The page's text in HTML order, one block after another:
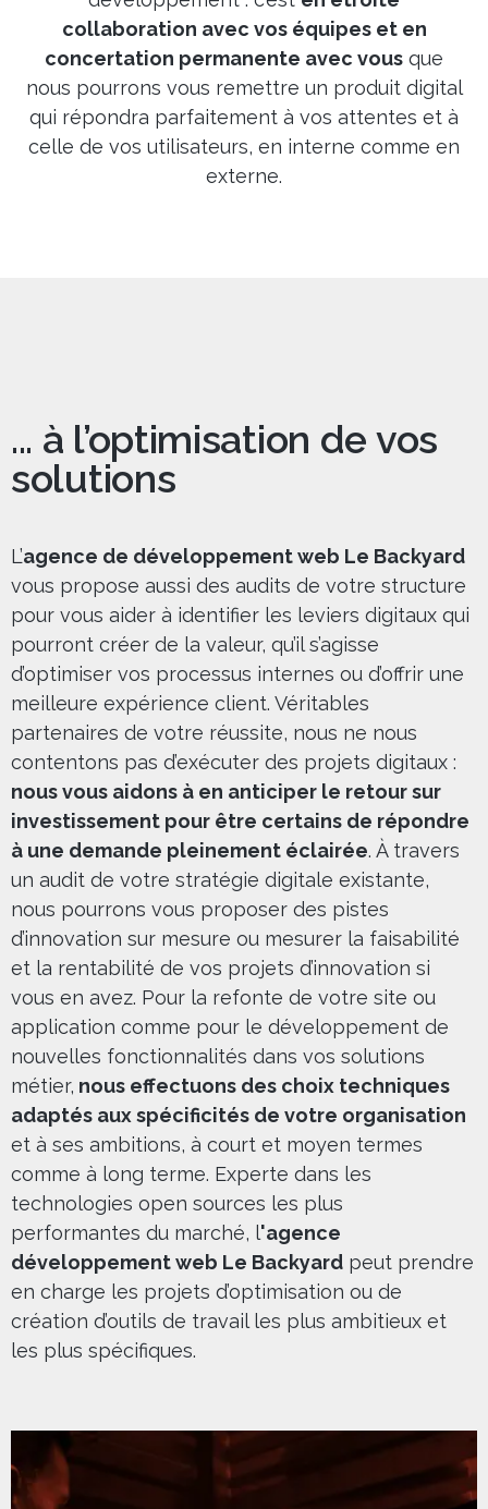
collaboration avec vos équipes et en
concertation permanente avec vous que
nous pourrons vous remettre un produit digital
qui répondra parfaitement à vos attentes et à
celle de vos utilisateurs, en interne comme en
externe.
... à l’optimisation de vos
solutions
L’agence de développement web Le Backyard
vous propose aussi des audits de votre structure
pour vous aider à identifier les leviers digitaux qui
pourront créer de la valeur, qu’il s’agisse
d’optimiser vos processus internes ou d’offrir une
meilleure expérience client. Véritables
partenaires de votre réussite, nous ne nous
contentons pas d’exécuter des projets digitaux :
nous vous aidons à en anticiper le retour sur
investissement pour être certains de répondre
à une demande pleinement éclairée. À travers
un audit de votre stratégie digitale existante,
nous pourrons vous proposer des pistes
d’innovation sur mesure ou mesurer la faisabilité
et la rentabilité de vos projets d’innovation si
vous en avez. Pour la refonte de votre site ou
application comme pour le développement de
nouvelles fonctionnalités dans vos solutions
métier, nous effectuons des choix techniques
adaptés aux spécificités de votre organisation
et à ses ambitions, à court et moyen termes
comme à long terme. Experte dans les
technologies open sources les plus
performantes du marché, l'agence
développement web Le Backyard peut prendre
en charge les projets d’optimisation ou de
création d’outils de travail les plus ambitieux et
les plus spécifiques.